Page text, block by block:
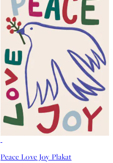
Peace Love Joy Plakat